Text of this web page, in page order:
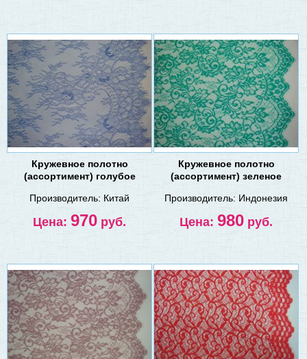
Кружевное полотно
(ассортимент) голубое
Производитель: Китай
Цена: 970 руб.
Кружевное полотно
(ассортимент) зеленое
Производитель: Индонезия
Цена: 980 руб.